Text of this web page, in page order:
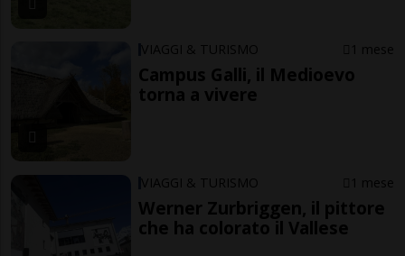
VIAGGI & TURISMO 1 mese
Campus Galli, il Medioevo
torna a vivere
VIAGGI & TURISMO 1 mese
Werner Zurbriggen, il pittore
che ha colorato il Vallese